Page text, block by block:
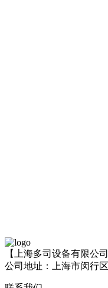
【上海多司设备有限公
公司地址：上海市闵行